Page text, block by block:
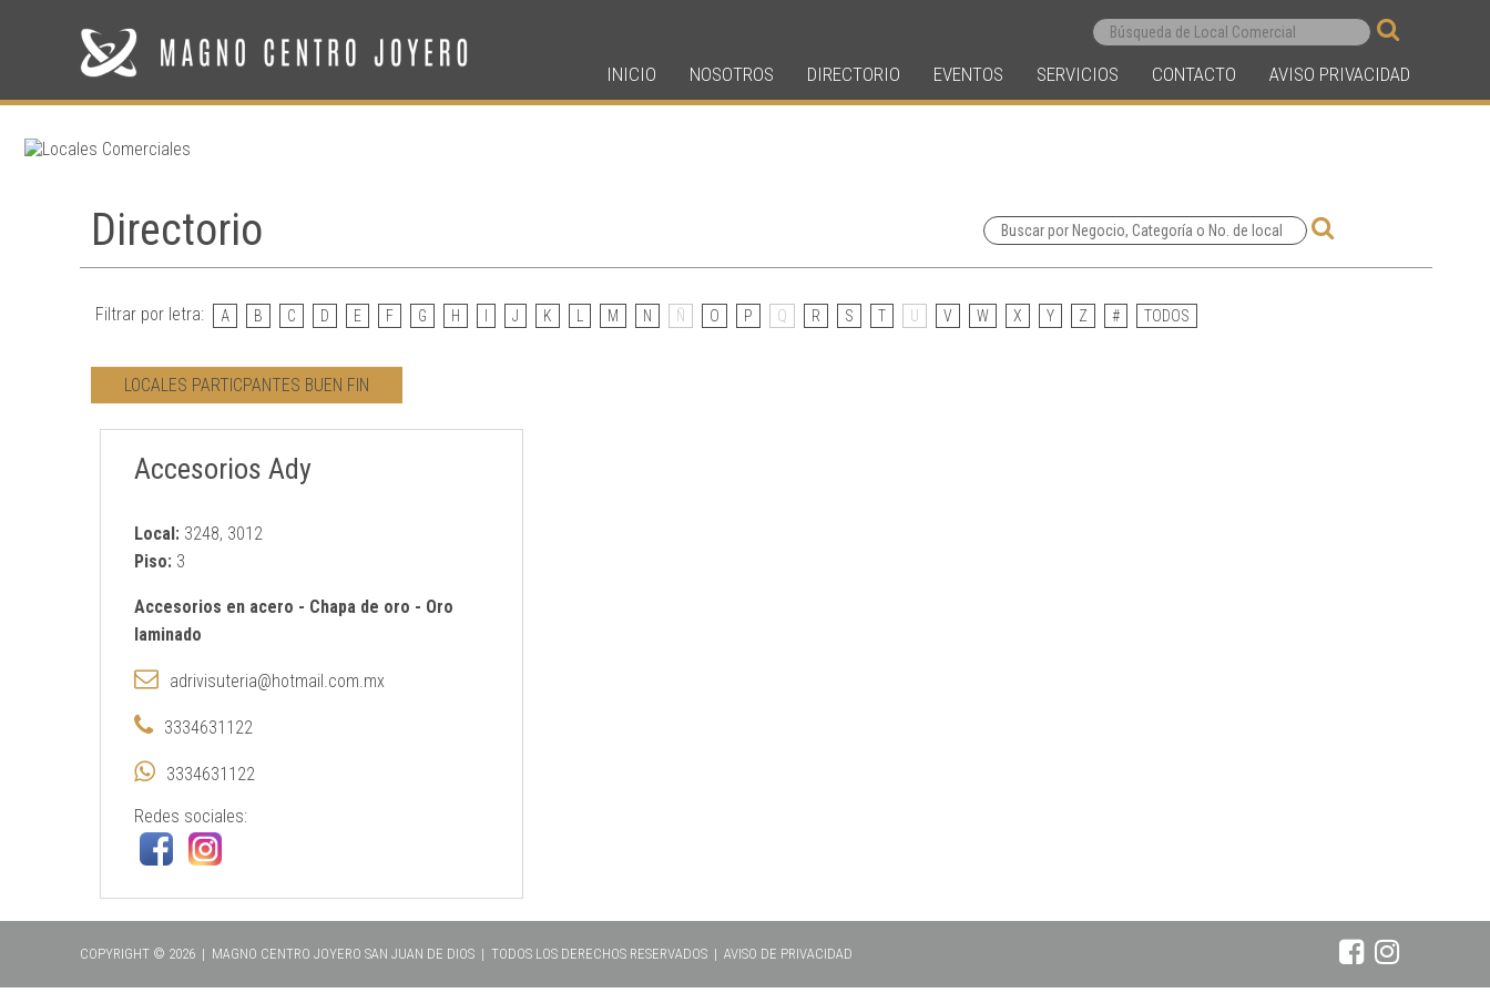
AVISO PRIVACIDAD
CONTACTO
SERVICIOS
EVENTOS
DIRECTORIO
NOSOTROS
INICIO
Directorio
Filtrar por letra: A B C D E F G H J K M N Ñ O P Q R S T V W X Y Z # TODOS
LOCALES PARTICPANTES BUEN FIN
Accesorios Ady
Local: 3248‚ 3012
Piso: 3
Accesorios en acero - Chapa de oro - Oro
laminado
adrivisuteria@hotmail.com.mx
3334631122
3334631122
Redes sociales:
COPYRIGHT © 2026 | MAGNO CENTRO JOYERO SAN JUAN DE DIOS | TODOS LOS DERECHOS RESERVADOS | AVISO DE PRIVACIDAD